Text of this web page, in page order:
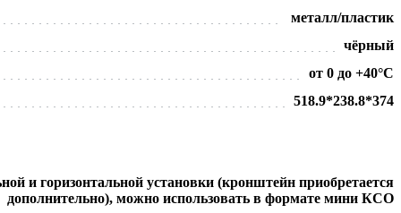
металл/пластик
чёрный
от 0 до +40°С
518.9*238.8*374
и горизонтальной установки (кронштейн приобретается
дополнительно), можно использовать в формате мини КСО